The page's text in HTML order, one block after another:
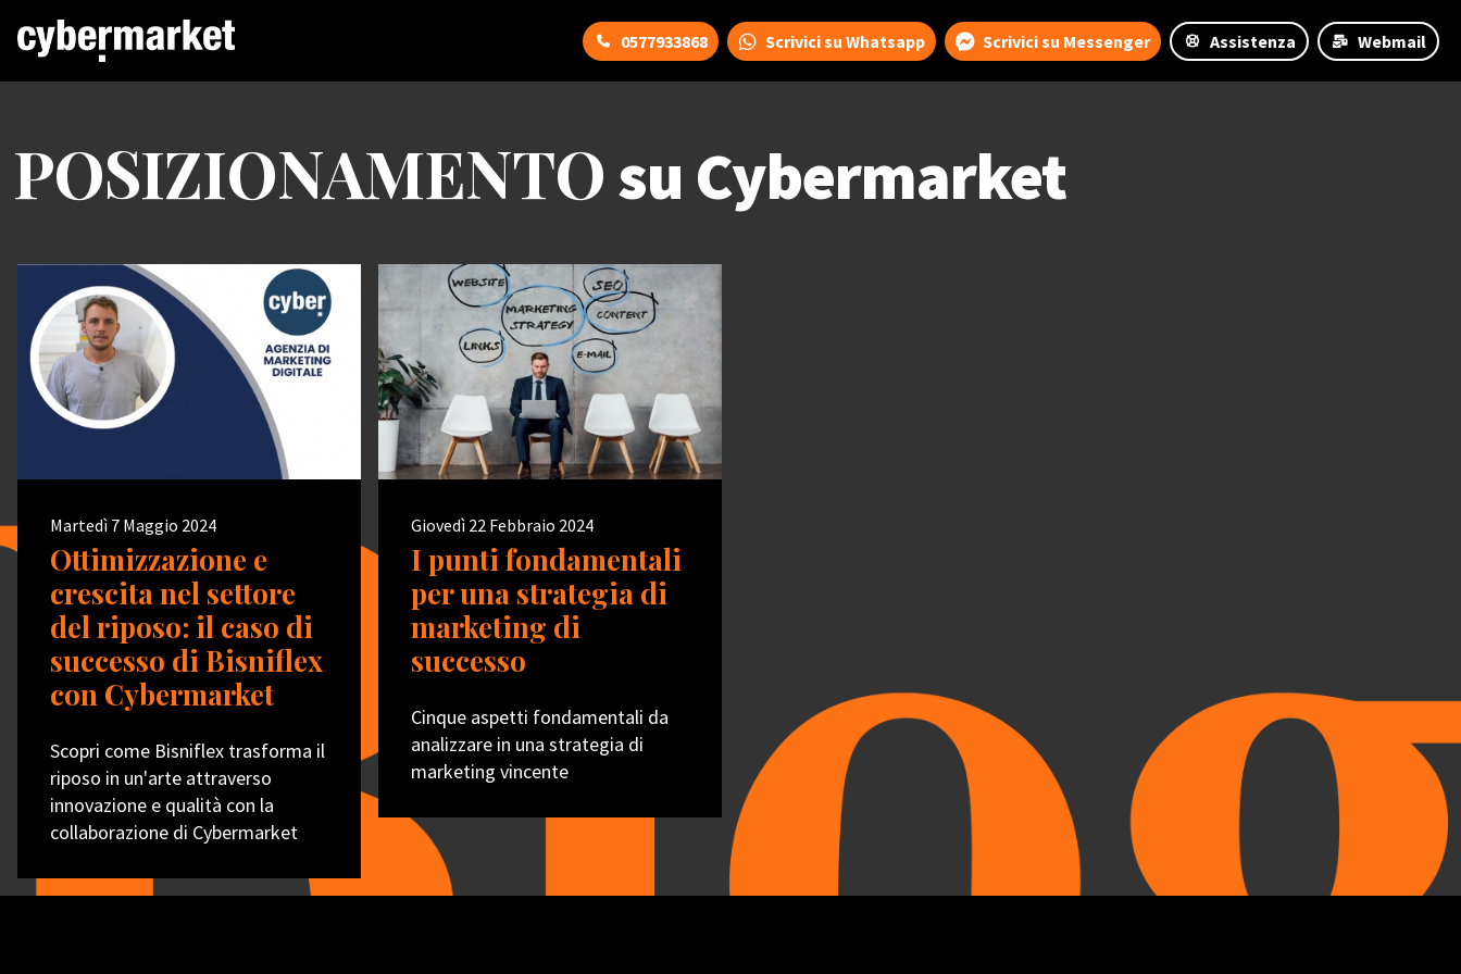
0577933868 Scrivici su Whatsapp Scrivici su Messenger Assistenza Webmail
POSIZIONAMENTOsu Cybermarket
Martedì 7 Maggio 2024
Ottimizzazione e
crescita nel settore
del riposo: il caso di
successo di Bisniflex
con Cybermarket
Scopri come Bisniflex trasforma il
riposo in un'arte attraverso
innovazione e qualità con la
collaborazione di Cybermarket
Giovedì 22 Febbraio 2024
I punti fondamentali
per una strategia di
marketing di
successo
Cinque aspetti fondamentali da
analizzare in una strategia di
marketing vincente